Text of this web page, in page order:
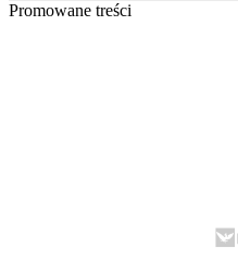
Promowane treści